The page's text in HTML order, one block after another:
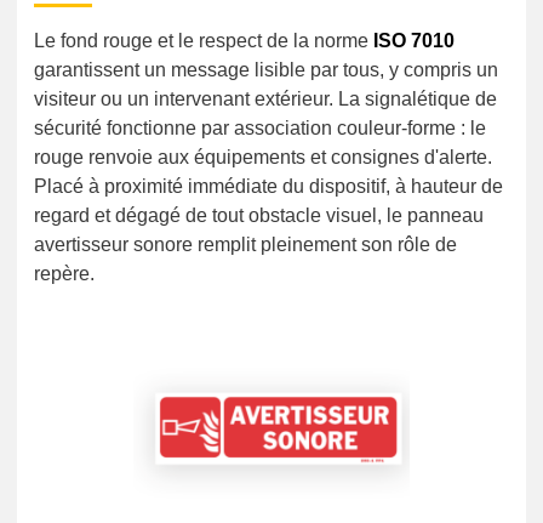
Le fond rouge et le respect de la norme ISO 7010
garantissent un message lisible par tous, y compris un
visiteur ou un intervenant extérieur. La signalétique de
sécurité fonctionne par association couleur-forme : le
rouge renvoie aux équipements et consignes d'alerte.
Placé à proximité immédiate du dispositif, à hauteur de
regard et dégagé de tout obstacle visuel, le panneau
avertisseur sonore remplit pleinement son rôle de
repère.